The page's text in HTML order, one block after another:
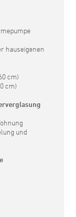
hauseigenen
cm)
cm)
und